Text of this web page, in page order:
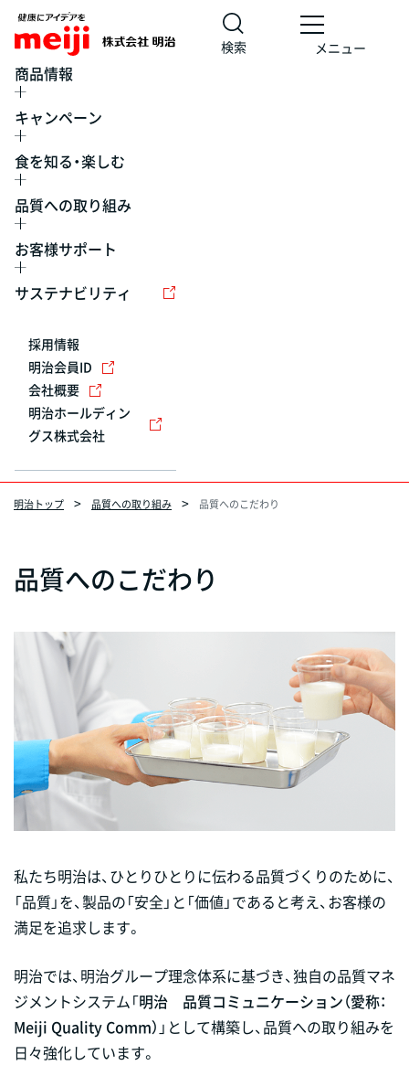
検索 メニュー
商品情報
キャンペーン
食を知る・楽しむ
品質への取り組み
お客様サポート
サステナビリティ
採用情報
明治会員ID
会社概要
明治ホールディン
グス株式会社
明治トップ 品質への取り組み 品質へのこだわり
品質へのこだわり
私たち明治は、ひとりひとりに伝わる品質づくりのために、
「品質」を、製品の「安全」と「価値」であると考え、お客様の
満足を追求します。
明治では、明治グループ理念体系に基づき、独自の品質マネ
ジメントシステム「明治 品質コミュニケーション（愛称：
Meiji Quality Comm） 」として構築し、品質への取り組みを
日々強化しています。